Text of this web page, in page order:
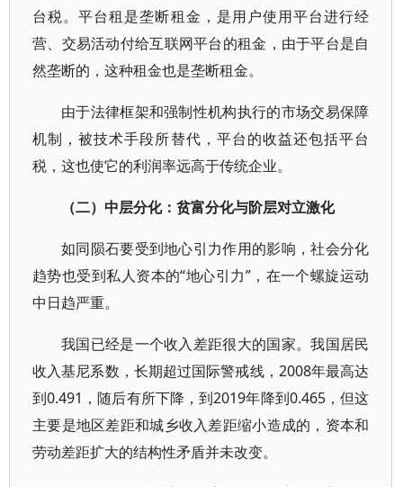
台税。平台租是垄断租金，是用户使用平台进行经
营、交易活动付给互联网平台的租金，由于平台是自
然垄断的，这种租金也是垄断租金。
由于法律框架和强制性机构执行的市场交易保障
机制，被技术手段所替代，平台的收益还包括平台
税，这也使它的利润率远高于传统企业。
（二）中层分化：贫富分化与阶层对立激化
如同陨石要受到地心引力作用的影响，社会分化
趋势也受到私人资本的“地心引力”，在一个螺旋运动
中日趋严重。
我国已经是一个收入差距很大的国家。我国居民
收入基尼系数，长期超过国际警戒线，2008年最高达
到0.491，随后有所下降，到2019年降到0.465，但这
主要是地区差距和城乡收入差距缩小造成的，资本和
劳动差距扩大的结构性矛盾并未改变。